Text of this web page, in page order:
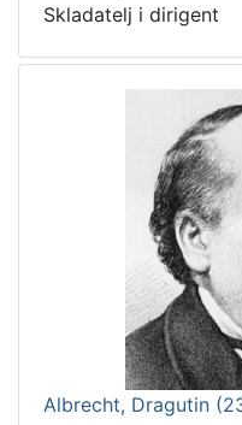
Skladatelj i dirigent
Albrecht, Dragutin